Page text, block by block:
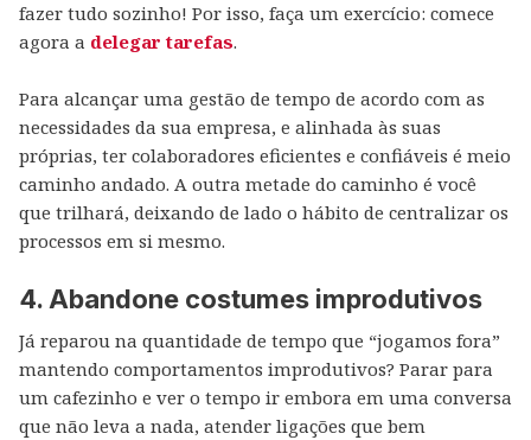
fazer tudo sozinho! Por isso, faça um exercício: comece
agora a delegar tarefas.
Para alcançar uma gestão de tempo de acordo com as
necessidades da sua empresa, e alinhada às suas
próprias, ter colaboradores eficientes e confiáveis é meio
caminho andado. A outra metade do caminho é você
que trilhará, deixando de lado o hábito de centralizar os
processos em si mesmo.
4. Abandone costumes improdutivos
Já reparou na quantidade de tempo que “jogamos fora”
mantendo comportamentos improdutivos? Parar para
um cafezinho e ver o tempo ir embora em uma conversa
que não leva a nada, atender ligações que bem